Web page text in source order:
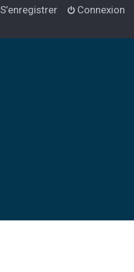
Connexion
S’enregistrer